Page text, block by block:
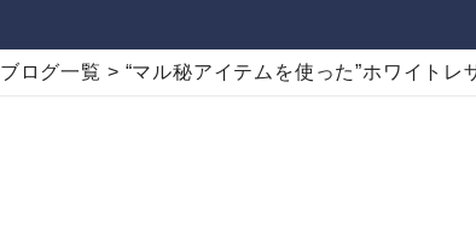
ブログ一覧 > “マル秘アイテムを使った”ホワイト